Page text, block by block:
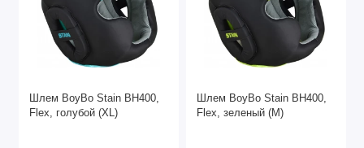
Шлем BoyBo Stain BH400,
Flex, голубой (XL)
Шлем BoyBo Stain BH400,
Flex, зеленый (M)